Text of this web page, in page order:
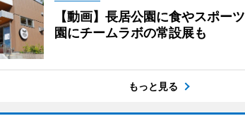
【動画】長居公園に食やスポ
園にチームラボの常設展も
もっと見る